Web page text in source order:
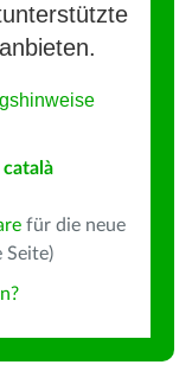
català
für die neue
Seite)